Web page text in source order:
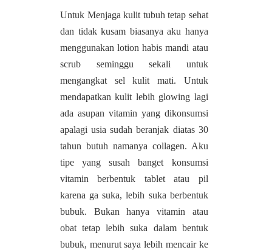
Untuk Menjaga kulit tubuh tetap sehat
dan tidak kusam biasanya aku hanya
menggunakan lotion habis mandi atau
scrub seminggu sekali untuk
mengangkat sel kulit mati. Untuk
mendapatkan kulit lebih glowing lagi
ada asupan vitamin yang dikonsumsi
apalagi usia sudah beranjak diatas 30
tahun butuh namanya collagen. Aku
tipe yang susah banget konsumsi
vitamin berbentuk tablet atau pil
karena ga suka, lebih suka berbentuk
bubuk. Bukan hanya vitamin atau
obat tetap lebih suka dalam bentuk
bubuk, menurut saya lebih mencair ke